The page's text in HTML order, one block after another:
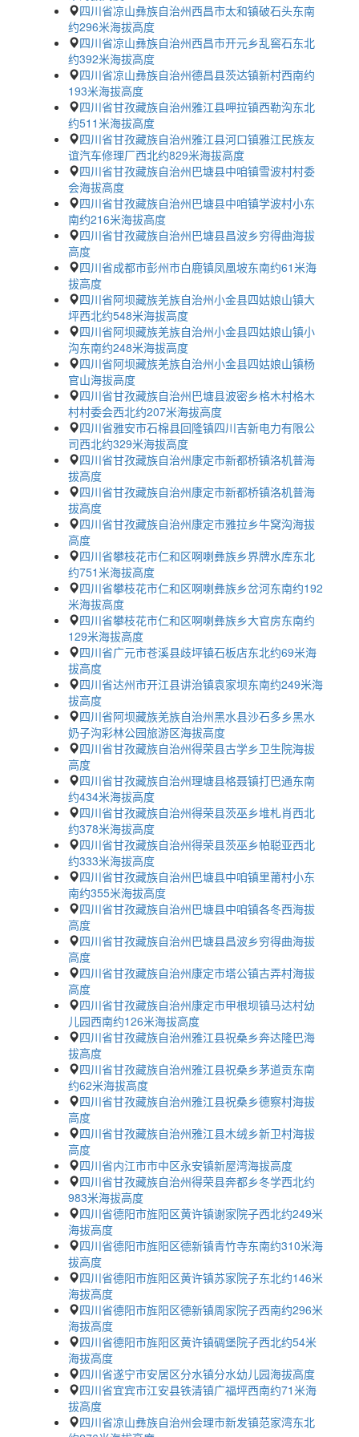
四川省凉山彝族自治州西昌市太和镇破石头东南
约296米海拔高度
四川省凉山彝族自治州西昌市开元乡乱窖石东北
约392米海拔高度
四川省凉山彝族自治州德昌县茨达镇新村西南约
193米海拔高度
四川省甘孜藏族自治州雅江县呷拉镇西勒沟东北
约511米海拔高度
四川省甘孜藏族自治州雅江县河口镇雅江民族友
谊汽车修理厂西北约829米海拔高度
四川省甘孜藏族自治州巴塘县中咱镇雪波村村委
会海拔高度
四川省甘孜藏族自治州巴塘县中咱镇学波村小东
南约216米海拔高度
四川省甘孜藏族自治州巴塘县昌波乡穷得曲海拔
高度
四川省成都市彭州市白鹿镇凤凰坡东南约61米海
拔高度
四川省阿坝藏族羌族自治州小金县四姑娘山镇大
坪西北约548米海拔高度
四川省阿坝藏族羌族自治州小金县四姑娘山镇小
沟东南约248米海拔高度
四川省阿坝藏族羌族自治州小金县四姑娘山镇杨
官山海拔高度
四川省甘孜藏族自治州巴塘县波密乡格木村格木
村村委会西北约207米海拔高度
四川省雅安市石棉县回隆镇四川吉新电力有限公
司西北约329米海拔高度
四川省甘孜藏族自治州康定市新都桥镇洛机普海
拔高度
四川省甘孜藏族自治州康定市新都桥镇洛机普海
拔高度
四川省甘孜藏族自治州康定市雅拉乡牛窝沟海拔
高度
四川省攀枝花市仁和区啊喇彝族乡界牌水库东北
约751米海拔高度
四川省攀枝花市仁和区啊喇彝族乡岔河东南约192
米海拔高度
四川省攀枝花市仁和区啊喇彝族乡大官房东南约
129米海拔高度
四川省广元市苍溪县歧坪镇石板店东北约69米海
拔高度
四川省达州市开江县讲治镇袁家坝东南约249米海
拔高度
四川省阿坝藏族羌族自治州黑水县沙石多乡黑水
奶子沟彩林公园旅游区海拔高度
四川省甘孜藏族自治州得荣县古学乡卫生院海拔
高度
四川省甘孜藏族自治州理塘县格聂镇打巴通东南
约434米海拔高度
四川省甘孜藏族自治州得荣县茨巫乡堆札肖西北
约378米海拔高度
四川省甘孜藏族自治州得荣县茨巫乡帕聪亚西北
约333米海拔高度
四川省甘孜藏族自治州巴塘县中咱镇里莆村小东
南约355米海拔高度
四川省甘孜藏族自治州巴塘县中咱镇各冬西海拔
高度
四川省甘孜藏族自治州巴塘县昌波乡穷得曲海拔
高度
四川省甘孜藏族自治州康定市塔公镇古弄村海拔
高度
四川省甘孜藏族自治州康定市甲根坝镇马达村幼
儿园西南约126米海拔高度
四川省甘孜藏族自治州雅江县祝桑乡奔达隆巴海
拔高度
四川省甘孜藏族自治州雅江县祝桑乡茅道贡东南
约62米海拔高度
四川省甘孜藏族自治州雅江县祝桑乡德察村海拔
高度
四川省甘孜藏族自治州雅江县木绒乡新卫村海拔
高度
四川省内江市市中区永安镇新屋湾海拔高度
四川省甘孜藏族自治州得荣县奔都乡冬学西北约
983米海拔高度
四川省德阳市旌阳区黄许镇谢家院子西北约249米
海拔高度
四川省德阳市旌阳区德新镇青竹寺东南约310米海
拔高度
四川省德阳市旌阳区黄许镇苏家院子东北约146米
海拔高度
四川省德阳市旌阳区德新镇周家院子西南约296米
海拔高度
四川省德阳市旌阳区黄许镇碉堡院子西北约54米
海拔高度
四川省遂宁市安居区分水镇分水幼儿园海拔高度
四川省宜宾市江安县铁清镇广福坪西南约71米海
拔高度
四川省凉山彝族自治州会理市新发镇范家湾东北